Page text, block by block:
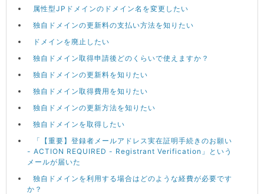
属性型JPドメインのドメイン名を変更したい
独自ドメインの更新料の支払い方法を知りたい
ドメインを廃止したい
独自ドメイン取得申請後どのくらいで使えますか？
独自ドメインの更新料を知りたい
独自ドメイン取得費用を知りたい
独自ドメインの更新方法を知りたい
独自ドメインを取得したい
「【重要】登録者メールアドレス実在証明手続きのお願い
- ACTION REQUIRED - Registrant Verification」という
メールが届いた
独自ドメインを利用する場合はどのような経費が必要です
か？